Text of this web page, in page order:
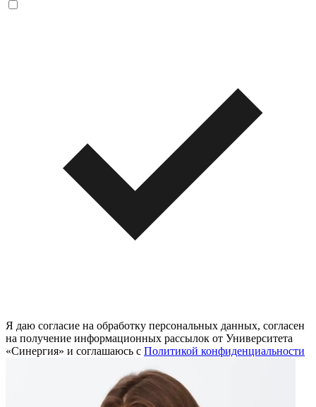
Я даю согласие на обработку персональных данных, согласен
на получение информационных рассылок от Университета
«Синергия» и соглашаюсь c Политикой конфиденциальности